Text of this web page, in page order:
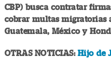
CBP) busca contratar
cobrar multas migratorias
Guatemala, México y
OTRAS NOTICIAS:Hijo de